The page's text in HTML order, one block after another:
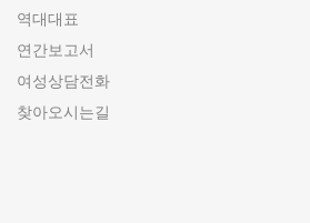
역대대표
연간보고서
여성상담전화
찾아오시는길